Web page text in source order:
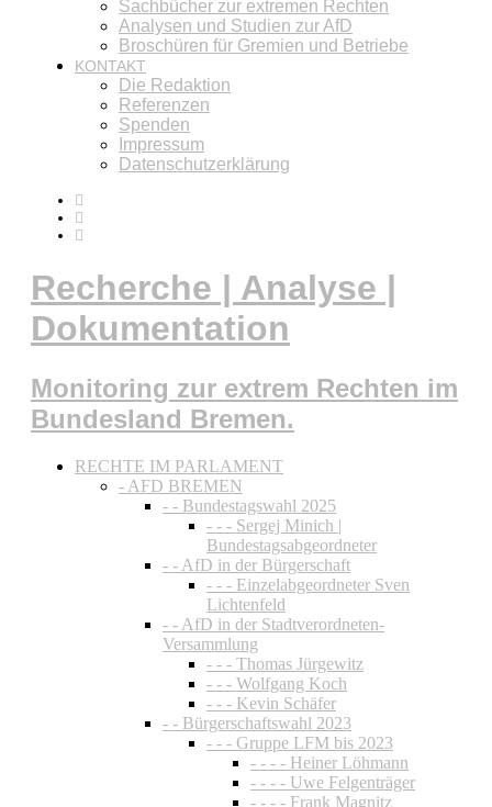
Sachbücher zur extremen Rechten
Analysen und Studien zur AfD
Broschüren für Gremien und Betriebe
KONTAKT
Die Redaktion
Referenzen
Spenden
Impressum
Datenschutzerklärung
Recherche | Analyse |
Dokumentation
Monitoring zur extrem Rechten im
Bundesland Bremen.
RECHTE IM PARLAMENT
- AFD BREMEN
- - Bundestagswahl 2025
- - - Sergej Minich |
Bundestagsabgeordneter
- - AfD in der Bürgerschaft
- - - Einzelabgeordneter Sven
Lichtenfeld
- - AfD in der Stadtverordneten-
Versammlung
- - - Thomas Jürgewitz
- - - Wolfgang Koch
- - - Kevin Schäfer
- - Bürgerschaftswahl 2023
- - - Gruppe LFM bis 2023
- - - - Heiner Löhmann
- - - - Uwe Felgenträger
- - - - Frank Magnitz